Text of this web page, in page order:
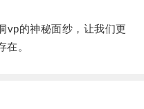
的神秘面纱，让我们更
。